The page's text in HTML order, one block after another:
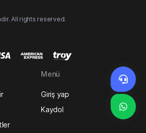
All rights reserved.
Menü
Giriş yap
Kaydol